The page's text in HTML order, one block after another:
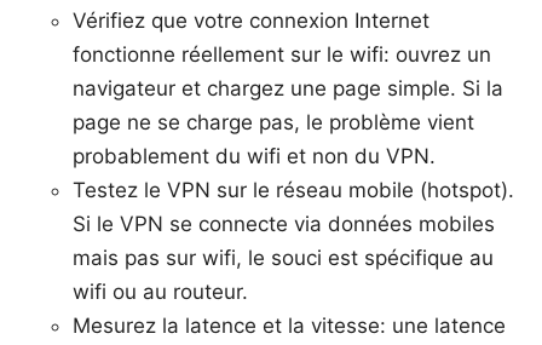
Vérifiez que votre connexion Internet
fonctionne réellement sur le wifi: ouvrez un
navigateur et chargez une page simple. Si la
page ne se charge pas, le problème vient
probablement du wifi et non du VPN.
Testez le VPN sur le réseau mobile (hotspot).
Si le VPN se connecte via données mobiles
mais pas sur wifi, le souci est spécifique au
wifi ou au routeur.
Mesurez la latence et la vitesse: une latence